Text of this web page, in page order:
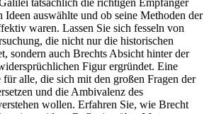
Ideen auswählte und ob seine Methoden der
waren. Lassen Sie sich fesseln von
die nicht nur die historischen
sondern auch Brechts Absicht hinter der
Figur ergründet. Eine
alle, die sich mit den großen Fragen der
und die Ambivalenz des
wollen. Erfahren Sie, wie Brecht